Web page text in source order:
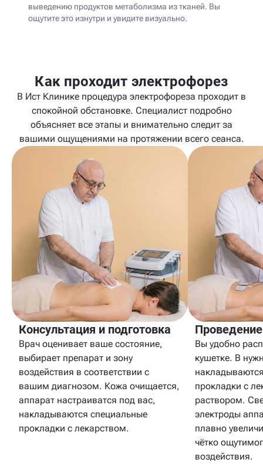
выведению продуктов метаболизма из тканей. Вы
ощутите это изнутри и увидите визуально.
Как проходит электрофорез
В Ист Клинике процедура электрофореза проходит в
спокойной обстановке. Специалист подробно
объясняет все этапы и внимательно следит за
вашими ощущениями на протяжении всего сеанса.
Консультация и подготовка
Врач оценивает ваше состояние,
выбирает препарат и зону
воздействия в соответствии с
вашим диагнозом. Кожа очищается,
аппарат настраиватся под вас,
накладываются специальные
прокладки с лекарством.
Вы удобно
кушетке. В
прокладки с
раствором.
электроды
плавно
чётко
воздействия.